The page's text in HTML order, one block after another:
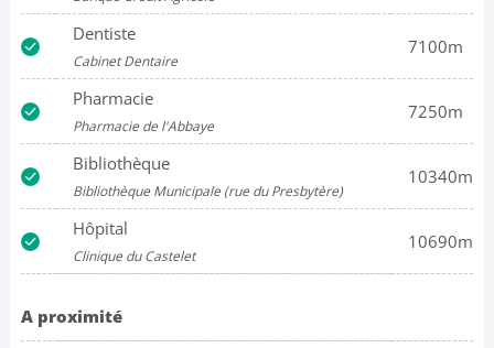
Dentiste
Cabinet Dentaire
7100m
Pharmacie
Pharmacie de l'Abbaye
7250m
Bibliothèque
Bibliothèque Municipale (rue du Presbytère)
10340m
Hôpital
Clinique du Castelet
10690m
A proximité